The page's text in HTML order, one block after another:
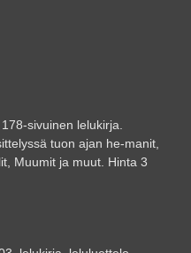
sivuinen lelukirja.
tuon ajan he-manit,
Muumit ja muut. Hinta 3